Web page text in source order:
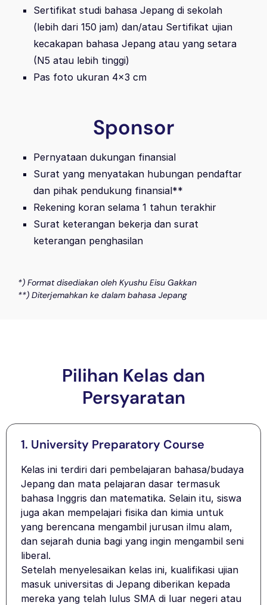
Sertifikat studi bahasa Jepang di sekolah
(lebih dari 150 jam) dan/atau Sertifikat ujian
kecakapan bahasa Jepang atau yang setara
(N5 atau lebih tinggi)
Pas foto ukuran 4×3 cm
Sponsor
Pernyataan dukungan finansial
Surat yang menyatakan hubungan pendaftar
dan pihak pendukung finansial**
Rekening koran selama 1 tahun terakhir
Surat keterangan bekerja dan surat
keterangan penghasilan
*) Format disediakan oleh Kyushu Eisu Gakkan
**) Diterjemahkan ke dalam bahasa Jepang
Pilihan Kelas dan
Persyaratan
1. University Preparatory Course
Kelas ini terdiri dari pembelajaran bahasa/budaya
Jepang dan mata pelajaran dasar termasuk
bahasa Inggris dan matematika. Selain itu, siswa
juga akan mempelajari fisika dan kimia untuk
yang berencana mengambil jurusan ilmu alam,
dan sejarah dunia bagi yang ingin mengambil seni
liberal.
Setelah menyelesaikan kelas ini, kualifikasi ujian
masuk universitas di Jepang diberikan kepada
mereka yang telah lulus SMA di luar negeri atau